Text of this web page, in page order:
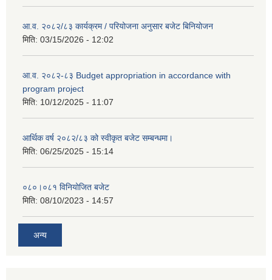
आ.व. २०८२/८३ कार्यक्रम / परियोजना अनुसार बजेट बिनियोजन
मिति: 03/15/2026 - 12:02
आ.व. २०८२-८३ Budget appropriation in accordance with
program project
मिति: 10/12/2025 - 11:07
आर्थिक वर्ष २०८२/८३ को स्वीकृत बजेट सम्बन्धमा।
मिति: 06/25/2025 - 15:14
०८०।०८१ विनियोजित बजेट
मिति: 08/10/2023 - 14:57
अन्य